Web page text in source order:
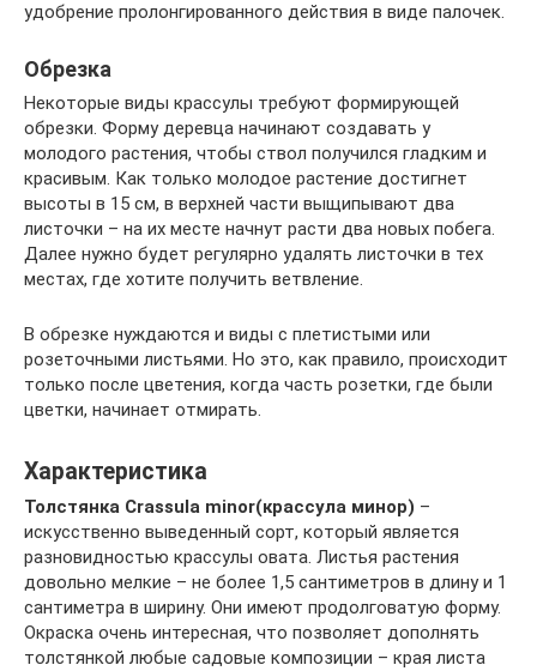
удобрение пролонгированного действия в виде палочек.
Обрезка
Некоторые виды крассулы требуют формирующей
обрезки. Форму деревца начинают создавать у
молодого растения, чтобы ствол получился гладким и
красивым. Как только молодое растение достигнет
высоты в 15 см, в верхней части выщипывают два
листочки – на их месте начнут расти два новых побега.
Далее нужно будет регулярно удалять листочки в тех
местах, где хотите получить ветвление.
В обрезке нуждаются и виды с плетистыми или
розеточными листьями. Но это, как правило, происходит
только после цветения, когда часть розетки, где были
цветки, начинает отмирать.
Характеристика
Толстянка Crassula minor(крассула минор) –
искусственно выведенный сорт, который является
разновидностью крассулы овата. Листья растения
довольно мелкие – не более 1,5 сантиметров в длину и 1
сантиметра в ширину. Они имеют продолговатую форму.
Окраска очень интересная, что позволяет дополнять
толстянкой любые садовые композиции – края листа